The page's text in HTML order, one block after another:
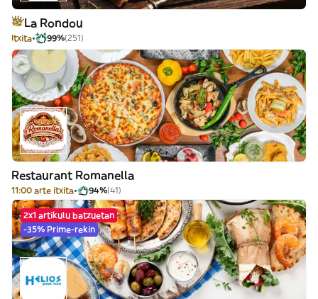
La Rondou
Itxita 99%(251)
Restaurant Romanella
11:00 arte itxita 94%(41)
2x1 artikulu batzuetan
-35% Prime-rekin